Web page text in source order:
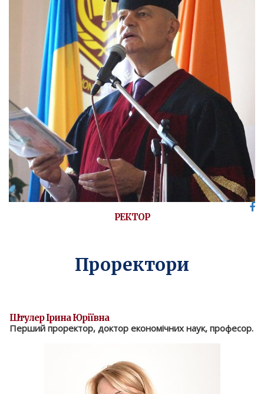
РЕКТОР
Проректори
Штулер Ірина Юріївна
Перший проректор, доктор економічних наук, професор.